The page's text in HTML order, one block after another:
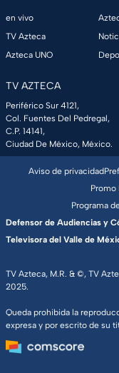
en vivo
TV Azteca
Azteca UNO
TV AZTECA
Periférico Sur 4121,
Col. Fuentes Del Pedregal,
C.P. 14141,
Ciudad De México, México.
TV Azteca, M.R. & ©, TV
2025.
Queda prohibida la
expresa y por escrito de su
Aviso de privacidad
Promo
Programa
Defensor de Audiencias y
Televisora del Valle de